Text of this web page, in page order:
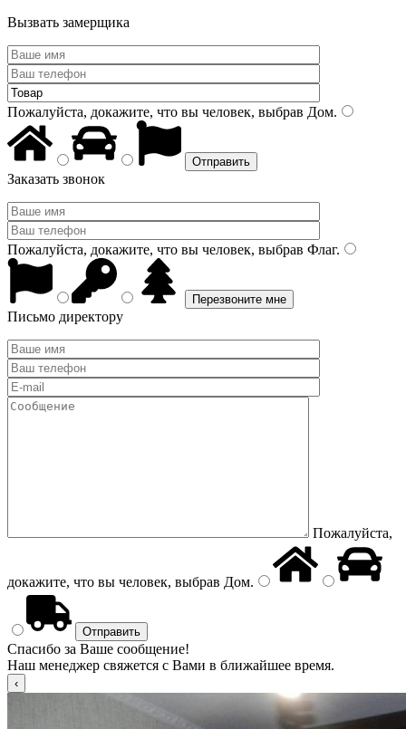
Вызвать замерщика
Пожалуйста, докажите, что вы человек, выбрав Дом.
Заказать звонок
Пожалуйста, докажите, что вы человек, выбрав Флаг.
Письмо директору
Пожалуйста,
докажите, что вы человек, выбрав Дом.
Спасибо за Ваше сообщение!
Наш менеджер свяжется с Вами в ближайшее время.